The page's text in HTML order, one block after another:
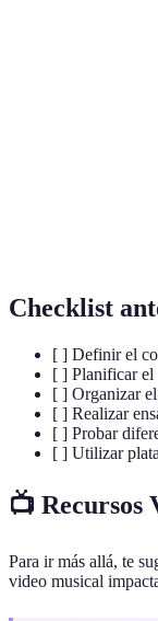
Checklist
[ ] Definir el
[ ] Planificar el
[ ] Organizar
[ ] Realizar
[ ] Probar
[ ] Utilizar
📺 Recursos
Para ir más allá, te
video musical